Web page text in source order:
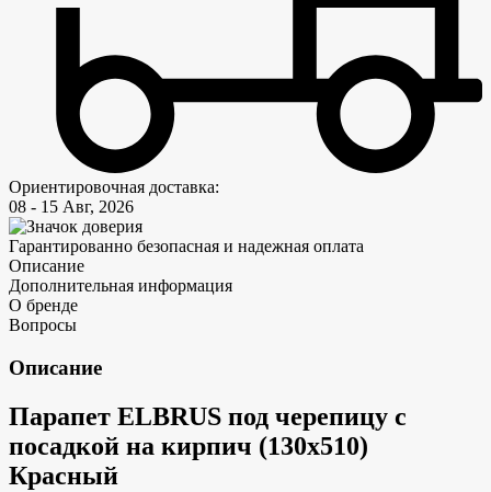
Ориентировочная доставка:
08 - 15 Авг, 2026
Гарантированно безопасная и надежная оплата
Описание
Дополнительная информация
О бренде
Вопросы
Описание
Парапет ELBRUS под черепицу с
посадкой на кирпич (130х510)
Красный